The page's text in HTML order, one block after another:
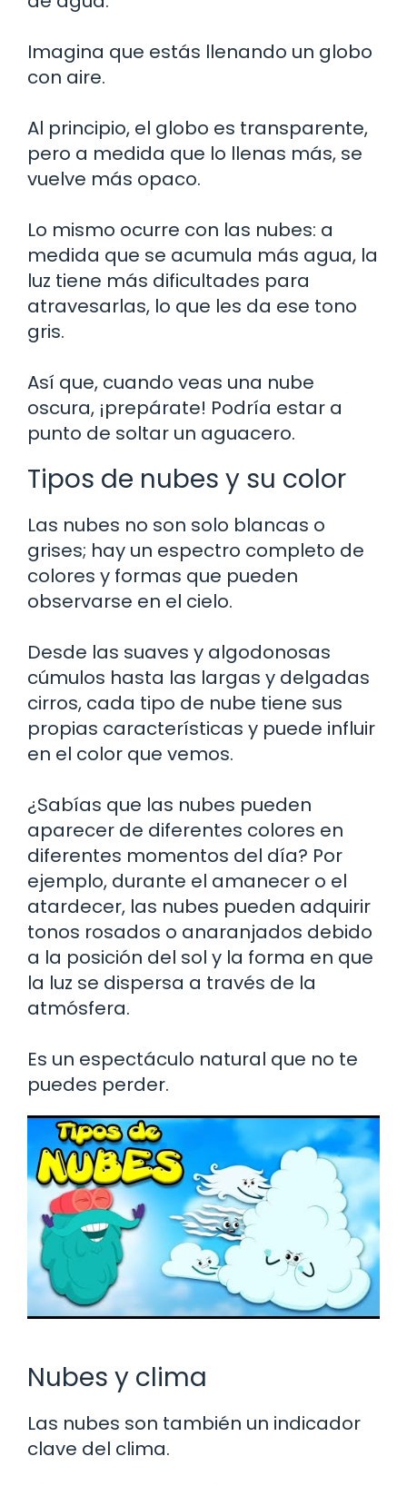
Imagina que estás llenando un globo
con aire.
Al principio, el globo es transparente,
pero a medida que lo llenas más, se
vuelve más opaco.
Lo mismo ocurre con las nubes: a
medida que se acumula más agua, la
luz tiene más dificultades para
atravesarlas, lo que les da ese tono
gris.
Así que, cuando veas una nube
oscura, ¡prepárate! Podría estar a
punto de soltar un aguacero.
Tipos de nubes y su color
Las nubes no son solo blancas o
grises; hay un espectro completo de
colores y formas que pueden
observarse en el cielo.
Desde las suaves y algodonosas
cúmulos hasta las largas y delgadas
cirros, cada tipo de nube tiene sus
propias características y puede influir
en el color que vemos.
¿Sabías que las nubes pueden
aparecer de diferentes colores en
diferentes momentos del día? Por
ejemplo, durante el amanecer o el
atardecer, las nubes pueden adquirir
tonos rosados o anaranjados debido
a la posición del sol y la forma en que
la luz se dispersa a través de la
atmósfera.
Es un espectáculo natural que no te
puedes perder.
Nubes y clima
Las nubes son también un indicador
clave del clima.